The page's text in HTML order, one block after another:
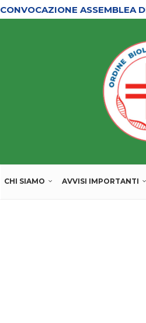
CONVOCAZIONE ASSEMBLEA
CHI SIAMO AVVISI IMPORTANTI